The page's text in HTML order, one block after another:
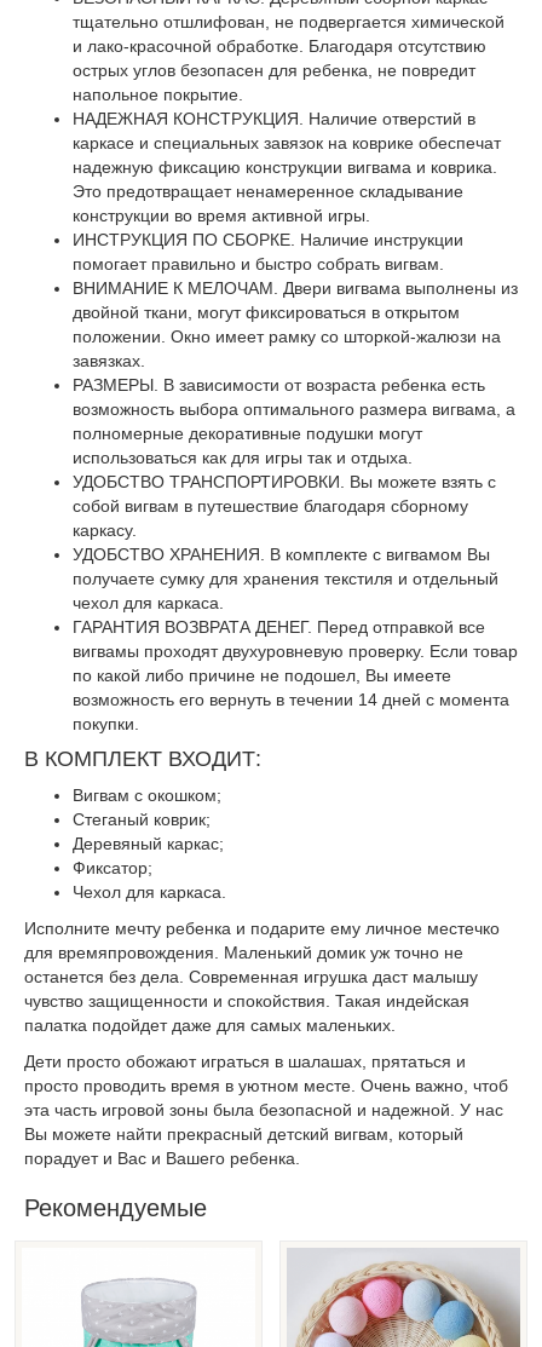
тщательно отшлифован, не подвергается химической
и лако-красочной обработке. Благодаря отсутствию
острых углов безопасен для ребенка, не повредит
напольное покрытие.
НАДЕЖНАЯ КОНСТРУКЦИЯ. Наличие отверстий в
каркасе и специальных завязок на коврике обеспечат
надежную фиксацию конструкции вигвама и коврика.
Это предотвращает ненамеренное складывание
конструкции во время активной игры.
ИНСТРУКЦИЯ ПО СБОРКЕ. Наличие инструкции
помогает правильно и быстро собрать вигвам.
ВНИМАНИЕ К МЕЛОЧАМ. Двери вигвама выполнены из
двойной ткани, могут фиксироваться в открытом
положении. Окно имеет рамку со шторкой-жалюзи на
завязках.
РАЗМЕРЫ. В зависимости от возраста ребенка есть
возможность выбора оптимального размера вигвама, а
полномерные декоративные подушки могут
использоваться как для игры так и отдыха.
УДОБСТВО ТРАНСПОРТИРОВКИ. Вы можете взять с
собой вигвам в путешествие благодаря сборному
каркасу.
УДОБСТВО ХРАНЕНИЯ. В комплекте с вигвамом Вы
получаете сумку для хранения текстиля и отдельный
чехол для каркаса.
ГАРАНТИЯ ВОЗВРАТА ДЕНЕГ. Перед отправкой все
вигвамы проходят двухуровневую проверку. Если товар
по какой либо причине не подошел, Вы имеете
возможность его вернуть в течении 14 дней с момента
покупки.
В КОМПЛЕКТ ВХОДИТ:
Вигвам с окошком;
Стеганый коврик;
Деревяный каркас;
Фиксатор;
Чехол для каркаса.
Исполните мечту ребенка и подарите ему личное местечко
для времяпровождения. Маленький домик уж точно не
останется без дела. Современная игрушка даст малышу
чувство защищенности и спокойствия. Такая индейская
палатка подойдет даже для самых маленьких.
Дети просто обожают играться в шалашах, прятаться и
просто проводить время в уютном месте. Очень важно, чтоб
эта часть игровой зоны была безопасной и надежной. У нас
Вы можете найти прекрасный детский вигвам, который
порадует и Вас и Вашего ребенка.
Рекомендуемые